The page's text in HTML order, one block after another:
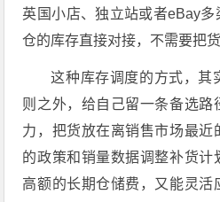
英国小店、独立站或者eBay
仓的库存直接对接，不需要把
这种库存调度的方式，其
则之外，给自己留一条备选路
力，把货放在离销售市场最近
的政策和销量数据调整补货计
高额的长期仓储费，又能灵活